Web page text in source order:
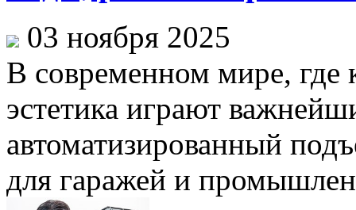
03 ноября 2025
В современном мире, где
эстетика играют
автоматизированный
для гаражей и